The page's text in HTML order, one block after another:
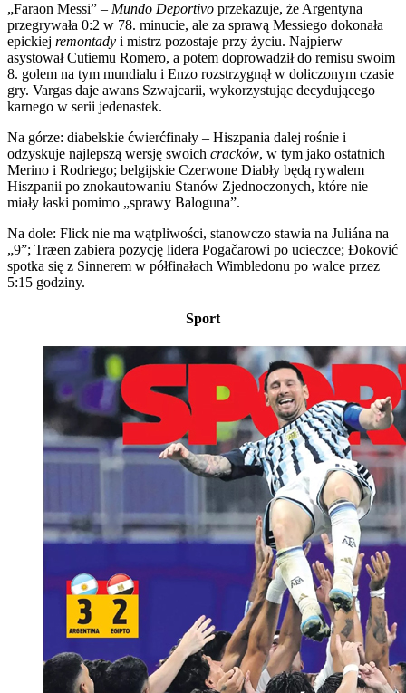
„Faraon Messi” – Mundo Deportivo przekazuje, że Argentyna
przegrywała 0:2 w 78. minucie, ale za sprawą Messiego dokonała
epickiej remontady i mistrz pozostaje przy życiu. Najpierw
asystował Cutiemu Romero, a potem doprowadził do remisu swoim
8. golem na tym mundialu i Enzo rozstrzygnął w doliczonym czasie
gry. Vargas daje awans Szwajcarii, wykorzystując decydującego
karnego w serii jedenastek.
Na górze: diabelskie ćwierćfinały – Hiszpania dalej rośnie i
odzyskuje najlepszą wersję swoich cracków, w tym jako ostatnich
Merino i Rodriego; belgijskie Czerwone Diabły będą rywalem
Hiszpanii po znokautowaniu Stanów Zjednoczonych, które nie
miały łaski pomimo „sprawy Baloguna”.
Na dole: Flick nie ma wątpliwości, stanowczo stawia na Juliána na
„9”; Træen zabiera pozycję lidera Pogačarowi po ucieczce; Đoković
spotka się z Sinnerem w półfinałach Wimbledonu po walce przez
5:15 godziny.
Sport